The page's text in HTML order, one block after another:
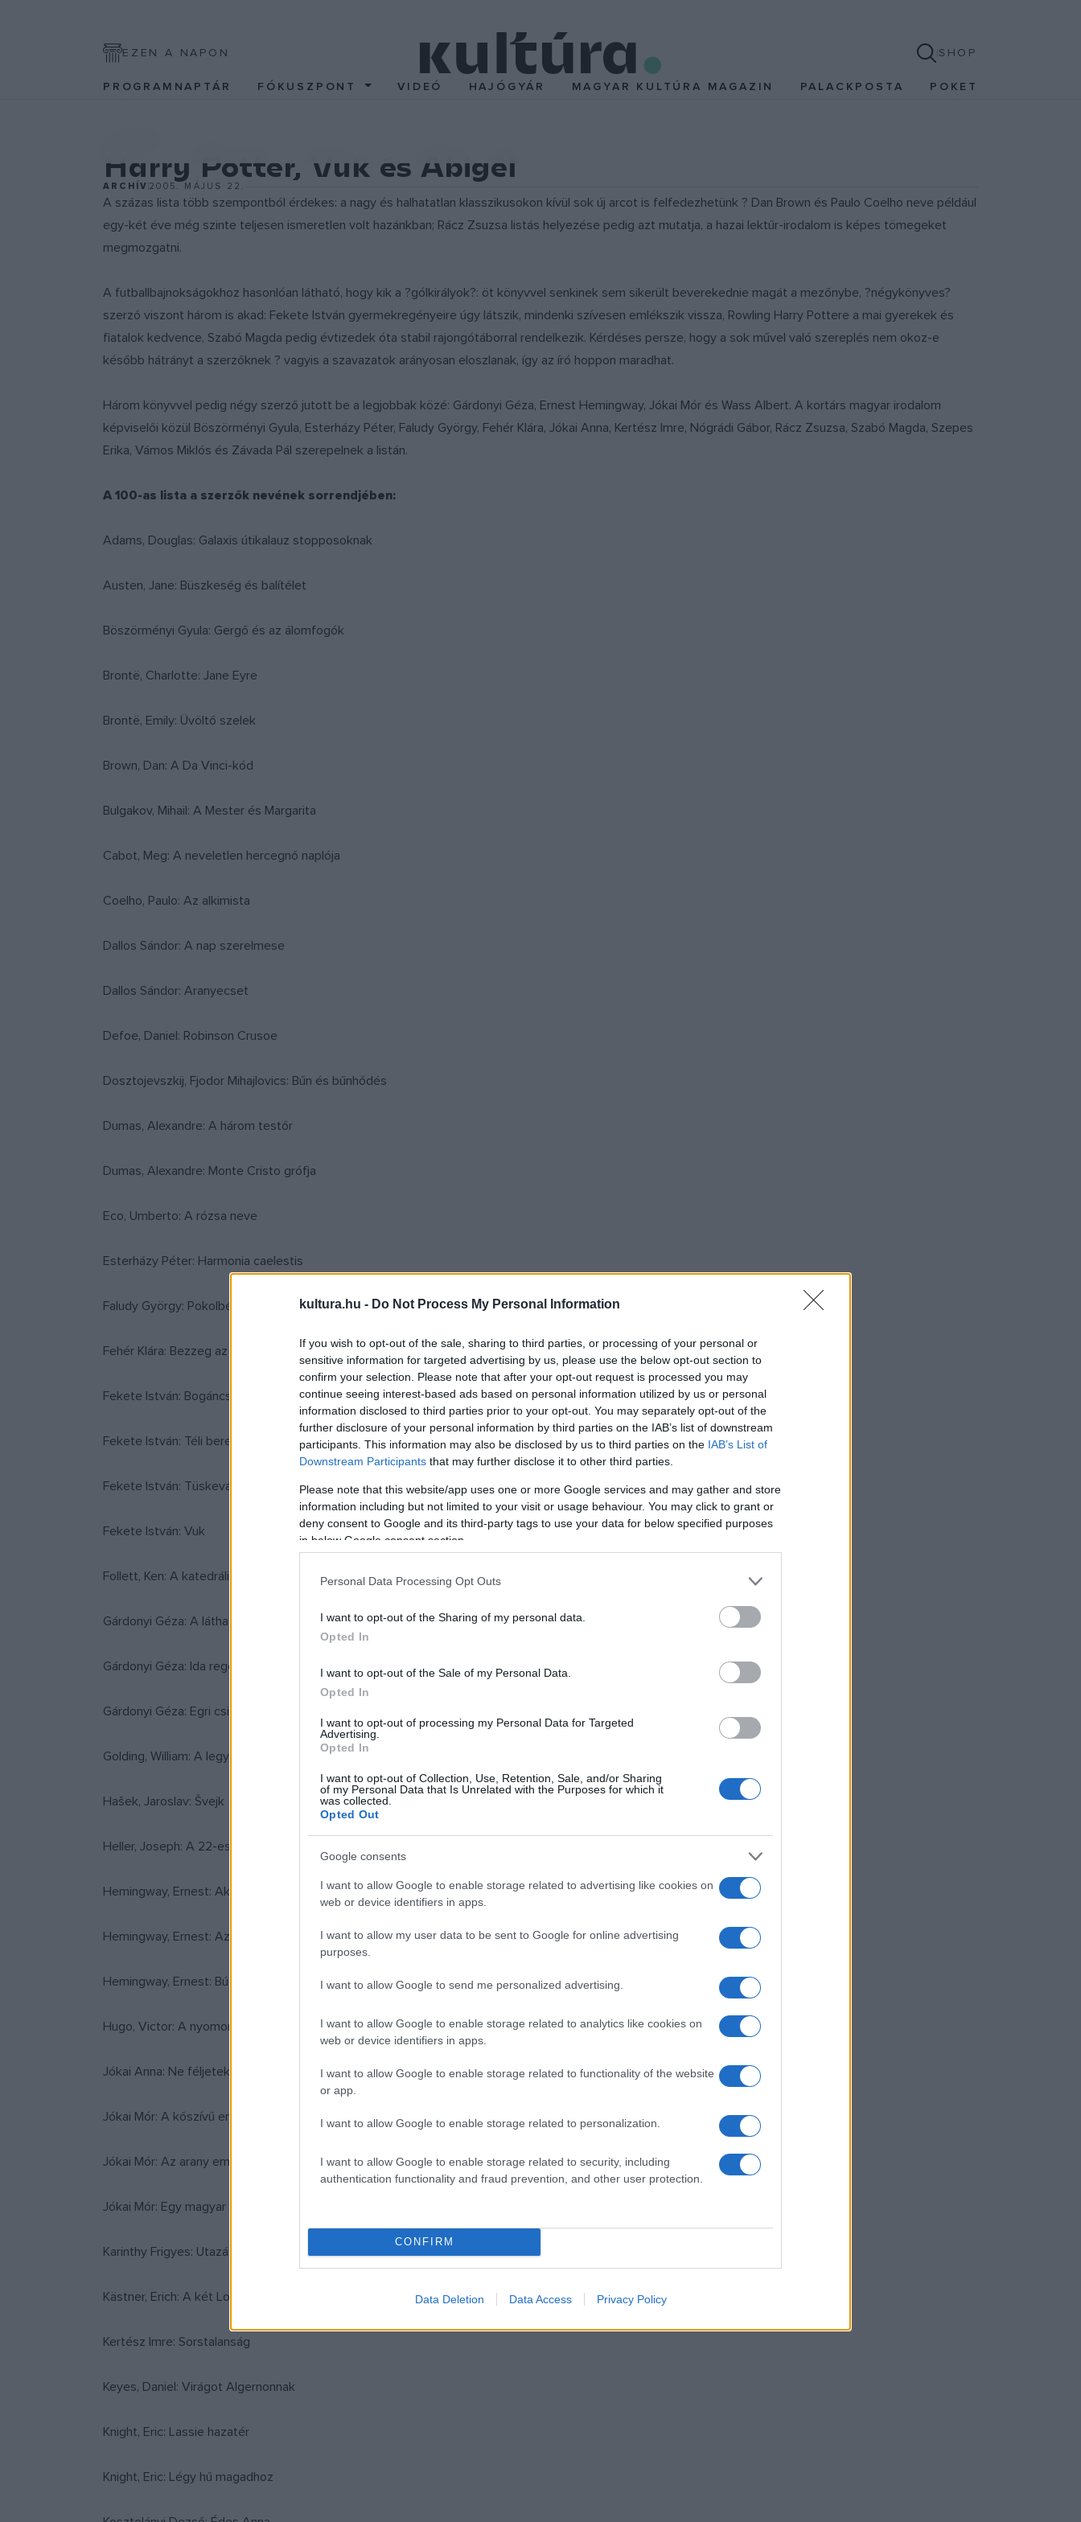
kultura.hu - Do Not Process My Personal Information
If you wish to opt-out of the sale, sharing to third parties, or processing of your personal or
sensitive information for targeted advertising by us, please use the below opt-out section to
confirm your selection. Please note that after your opt-out request is processed you may
continue seeing interest-based ads based on personal information utilized by us or personal
information disclosed to third parties prior to your opt-out. You may separately opt-out of the
further disclosure of your personal information by third parties on the IAB’s list of downstream
participants. This information may also be disclosed by us to third parties on the IAB’s List of
Downstream Participants that may further disclose it to other third parties.
Please note that this website/app uses one or more Google services and may gather and store
information including but not limited to your visit or usage behaviour. You may click to grant or
deny consent to Google and its third-party tags to use your data for below specified purposes
in below Google consent section.
Personal Data Processing Opt Outs
I want to opt-out of the Sharing of my personal data.
Opted In
I want to opt-out of the Sale of my Personal Data.
Opted In
I want to opt-out of processing my Personal Data for Targeted
Advertising.
Opted In
I want to opt-out of Collection, Use, Retention, Sale, and/or Sharing
of my Personal Data that Is Unrelated with the Purposes for which it
was collected.
Opted Out
Google consents
I want to allow Google to enable storage related to advertising like cookies on
web or device identifiers in apps.
I want to allow my user data to be sent to Google for online advertising
purposes.
I want to allow Google to send me personalized advertising.
I want to allow Google to enable storage related to analytics like cookies on
web or device identifiers in apps.
I want to allow Google to enable storage related to functionality of the website
or app.
I want to allow Google to enable storage related to personalization.
I want to allow Google to enable storage related to security, including
authentication functionality and fraud prevention, and other user protection.
CONFIRM
Data Deletion Data Access Privacy Policy
EZEN A NAPON SHOP
PROGRAMNAPTÁR FÓKUSZPONT VIDEÓ HAJÓGYÁR MAGYAR KULTÚRA MAGAZIN PALACKPOSTA POKET
Harry Potter, Vuk és Abigél
ARCHÍV2005. MÁJUS 22.
A százas lista több szempontból érdekes: a nagy és halhatatlan klasszikusokon kívül sok új arcot is felfedezhetünk ? Dan Brown és Paulo Coelho neve például
egy-két éve még szinte teljesen ismeretlen volt hazánkban; Rácz Zsuzsa listás helyezése pedig azt mutatja, a hazai lektűr-irodalom is képes tömegeket
megmozgatni.
A futballbajnokságokhoz hasonlóan látható, hogy kik a ?gólkirályok?: öt könyvvel senkinek sem sikerült beverekednie magát a mezőnybe, ?négykönyves?
szerző viszont három is akad: Fekete István gyermekregényeire úgy látszik, mindenki szívesen emlékszik vissza, Rowling Harry Pottere a mai gyerekek és
fiatalok kedvence, Szabó Magda pedig évtizedek óta stabil rajongótáborral rendelkezik. Kérdéses persze, hogy a sok művel való szereplés nem okoz-e
később hátrányt a szerzőknek ? vagyis a szavazatok arányosan eloszlanak, így az író hoppon maradhat.
Három könyvvel pedig négy szerző jutott be a legjobbak közé: Gárdonyi Géza, Ernest Hemingway, Jókai Mór és Wass Albert. A kortárs magyar irodalom
képviselői közül Böszörményi Gyula, Esterházy Péter, Faludy György, Fehér Klára, Jókai Anna, Kertész Imre, Nógrádi Gábor, Rácz Zsuzsa, Szabó Magda, Szepes
Erika, Vámos Miklós és Závada Pál szerepelnek a listán.
A 100-as lista a szerzők nevének sorrendjében:
Adams, Douglas: Galaxis útikalauz stopposoknak
Austen, Jane: Büszkeség és balítélet
Böszörményi Gyula: Gergő és az álomfogók
Brontë, Charlotte: Jane Eyre
Brontë, Emily: Üvöltő szelek
Brown, Dan: A Da Vinci-kód
Bulgakov, Mihail: A Mester és Margarita
Cabot, Meg: A neveletlen hercegnő naplója
Coelho, Paulo: Az alkimista
Dallos Sándor: A nap szerelmese
Dallos Sándor: Aranyecset
Defoe, Daniel: Robinson Crusoe
Dosztojevszkij, Fjodor Mihajlovics: Bűn és bűnhődés
Dumas, Alexandre: A három testőr
Dumas, Alexandre: Monte Cristo grófja
Eco, Umberto: A rózsa neve
Esterházy Péter: Harmonia caelestis
Faludy György: Pokolbéli víg napjaim
Fehér Klára: Bezzeg az én időmben
Fekete István: Bogáncs
Fekete István: Téli berek
Fekete István: Tüskevár
Fekete István: Vuk
Follett, Ken: A katedrális
Gárdonyi Géza: A láthatatlan ember
Gárdonyi Géza: Ida regénye
Gárdonyi Géza: Egri csillagok
Golding, William: A legyek ura
Hašek, Jaroslav: Švejk
Heller, Joseph: A 22-es csapdája
Hemingway, Ernest: Akiért a harang szól
Hemingway, Ernest: Az öreg halász és a tenger
Hemingway, Ernest: Búcsú a fegyverektől
Hugo, Victor: A nyomorultak
Jókai Anna: Ne féljetek
Jókai Mór: A kőszívű ember fiai
Jókai Mór: Az arany ember
Jókai Mór: Egy magyar nábob
Karinthy Frigyes: Utazás a koponyám körül
Kästner, Erich: A két Lotti
Kertész Imre: Sorstalanság
Keyes, Daniel: Virágot Algernonnak
Knight, Eric: Lassie hazatér
Knight, Eric: Légy hű magadhoz